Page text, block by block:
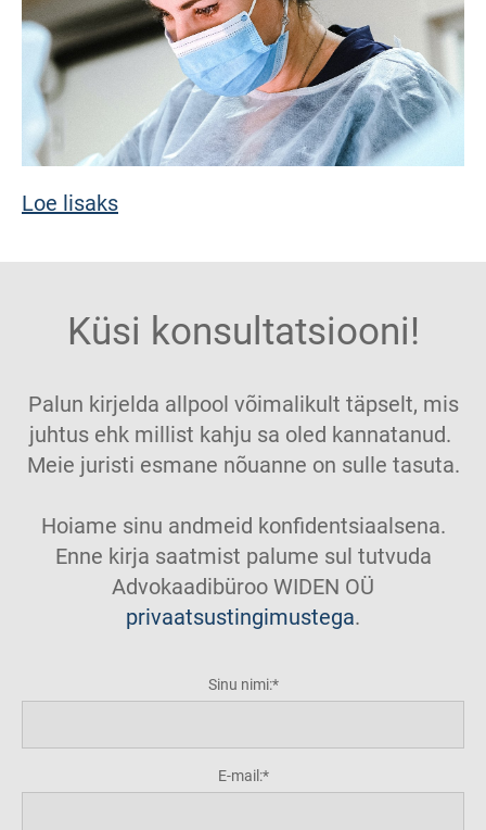
Loe lisaks
Küsi konsultatsiooni!
Palun kirjelda allpool võimalikult täpselt, mis
juhtus ehk millist kahju sa oled kannatanud.
Meie juristi esmane nõuanne on sulle tasuta.
Hoiame sinu andmeid konfidentsiaalsena.
Enne kirja saatmist palume sul tutvuda
Advokaadibüroo WIDEN OÜ
privaatsustingimustega.
Sinu nimi:
E-mail: